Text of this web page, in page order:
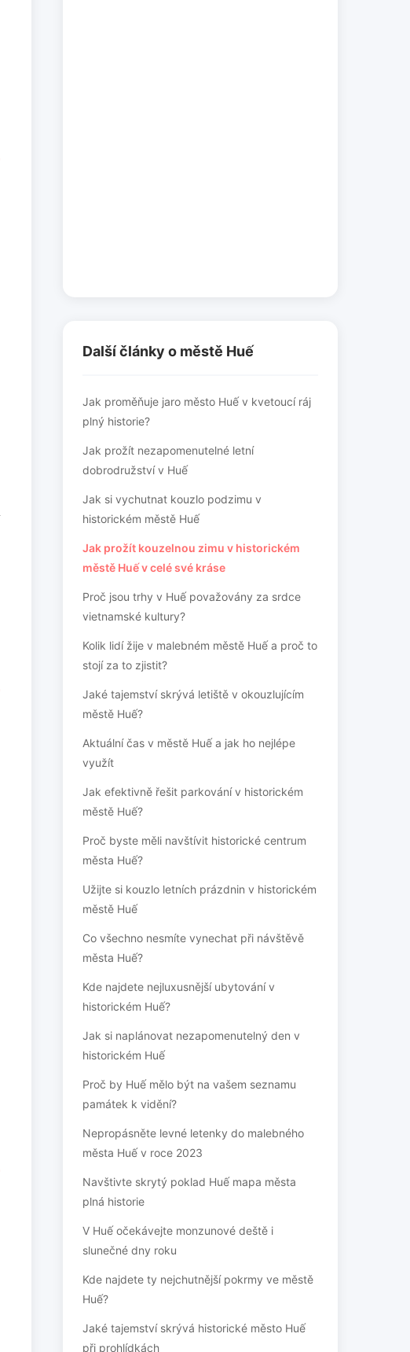
Další články o městě Huế
Jak proměňuje jaro město Huế v kvetoucí ráj
plný historie?
Jak prožít nezapomenutelné letní
dobrodružství v Huế
Jak si vychutnat kouzlo podzimu v
historickém městě Huế
Jak prožít kouzelnou zimu v historickém
městě Huế v celé své kráse
Proč jsou trhy v Huế považovány za srdce
vietnamské kultury?
Kolik lidí žije v malebném městě Huế a proč to
stojí za to zjistit?
Jaké tajemství skrývá letiště v okouzlujícím
městě Huế?
Aktuální čas v městě Huế a jak ho nejlépe
využít
Jak efektivně řešit parkování v historickém
městě Huế?
Proč byste měli navštívit historické centrum
města Huế?
Užijte si kouzlo letních prázdnin v historickém
městě Huế
Co všechno nesmíte vynechat při návštěvě
města Huế?
Kde najdete nejluxusnější ubytování v
historickém Huế?
Jak si naplánovat nezapomenutelný den v
historickém Huế
Proč by Huế mělo být na vašem seznamu
památek k vidění?
Nepropásněte levné letenky do malebného
města Huế v roce 2023
Navštivte skrytý poklad Huế mapa města
plná historie
V Huế očekávejte monzunové deště i
slunečné dny roku
Kde najdete ty nejchutnější pokrmy ve městě
Huế?
Jaké tajemství skrývá historické město Huế
při prohlídkách